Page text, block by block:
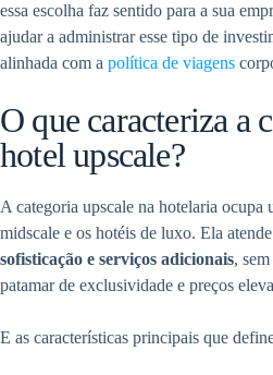
essa escolha faz sentido para a sua
ajudar a administrar esse tipo de
alinhada com a política de viagens
O que caracteriza a
hotel upscale?
A categoria upscale na hotelaria ocupa
midscale e os hotéis de luxo. Ela
sofisticação e serviços adicionais,
patamar de exclusividade e preços
E as características principais que